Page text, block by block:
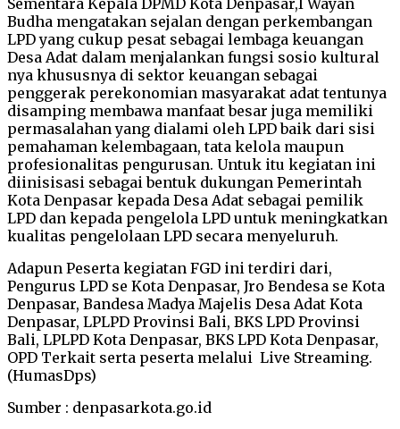
Budha mengatakan sejalan dengan perkembangan
LPD yang cukup pesat sebagai lembaga keuangan
Desa Adat dalam menjalankan fungsi sosio kultural
nya khususnya di sektor keuangan sebagai
penggerak perekonomian masyarakat adat tentunya
disamping membawa manfaat besar juga memiliki
permasalahan yang dialami oleh LPD baik dari sisi
pemahaman kelembagaan, tata kelola maupun
profesionalitas pengurusan. Untuk itu kegiatan ini
diinisisasi sebagai bentuk dukungan Pemerintah
Kota Denpasar kepada Desa Adat sebagai pemilik
LPD dan kepada pengelola LPD untuk meningkatkan
kualitas pengelolaan LPD secara menyeluruh.
Adapun Peserta kegiatan FGD ini terdiri dari,
Pengurus LPD se Kota Denpasar, Jro Bendesa se Kota
Denpasar, Bandesa Madya Majelis Desa Adat Kota
Denpasar, LPLPD Provinsi Bali, BKS LPD Provinsi
Bali, LPLPD Kota Denpasar, BKS LPD Kota Denpasar,
OPD Terkait serta peserta melalui Live Streaming.
(HumasDps)
Sumber : denpasarkota.go.id